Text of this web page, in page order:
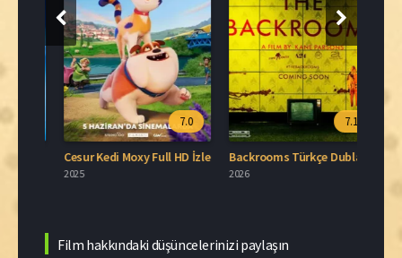
7.0
Cesur Kedi Moxy Full HD İzle
2025
7.1
Backrooms Türkçe Dublaj İzle
2026
Film hakkındaki düşüncelerinizi paylaşın